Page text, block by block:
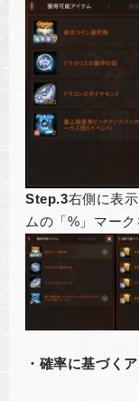
Step.3右側に表
ムの「%」マー
・確率に基づく